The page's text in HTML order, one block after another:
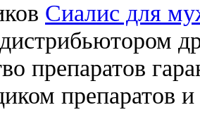
Сиалис для
препаратов
препаратов